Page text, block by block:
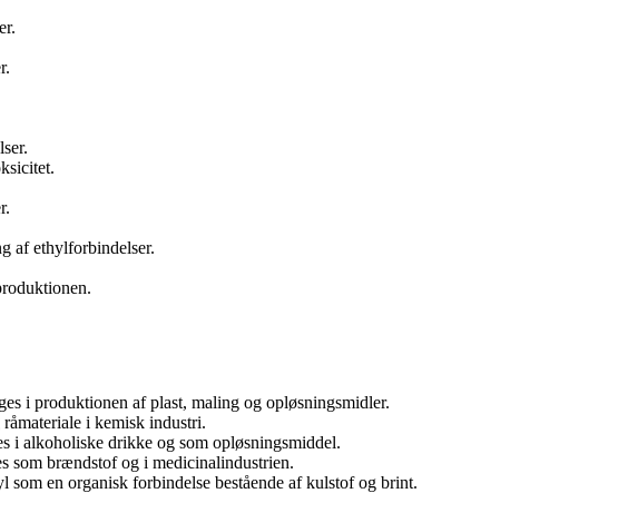
af ethylforbindelser.
i produktionen af plast, maling og opløsningsmidler.
i kemisk industri.
i alkoholiske drikke og som opløsningsmiddel.
som brændstof og i medicinalindustrien.
en organisk forbindelse bestående af kulstof og brint.